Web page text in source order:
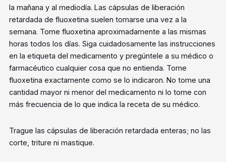
la mañana y al mediodía. Las cápsulas de liberación
retardada de fluoxetina suelen tomarse una vez a la
semana. Tome fluoxetina aproximadamente a las mismas
horas todos los días. Siga cuidadosamente las instrucciones
en la etiqueta del medicamento y pregúntele a su médico o
farmacéutico cualquier cosa que no entienda. Tome
fluoxetina exactamente como se lo indicaron. No tome una
cantidad mayor ni menor del medicamento ni lo tome con
más frecuencia de lo que indica la receta de su médico.
Trague las cápsulas de liberación retardada enteras; no las
corte, triture ni mastique.